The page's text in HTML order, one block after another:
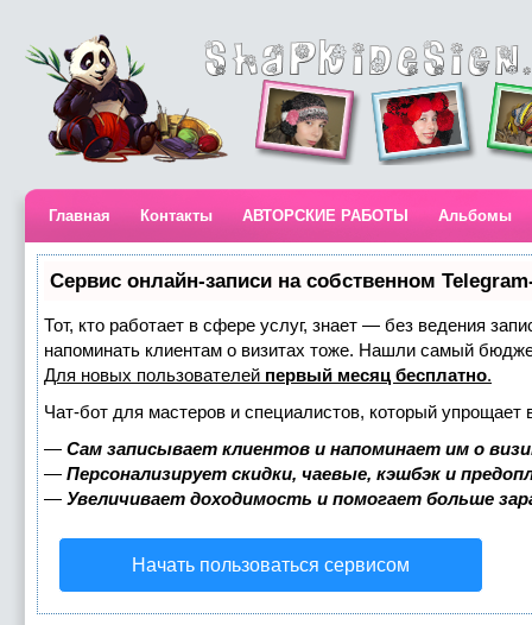
Главная Контакты АВТОРСКИЕ РАБОТЫ Альбомы
Сервис онлайн-записи на собственном
Тот, кто работает в сфере услуг, знает — без ведения
напоминать клиентам о визитах тоже. Нашли самый
Для новых пользователей первый месяц бесплатно.
Чат-бот для мастеров и специалистов, который упрощает
— Сам записывает клиентов и напоминает им о
— Персонализирует скидки, чаевые, кэшбэк и
— Увеличивает доходимость и помогает больше
Начать пользоваться сервисом